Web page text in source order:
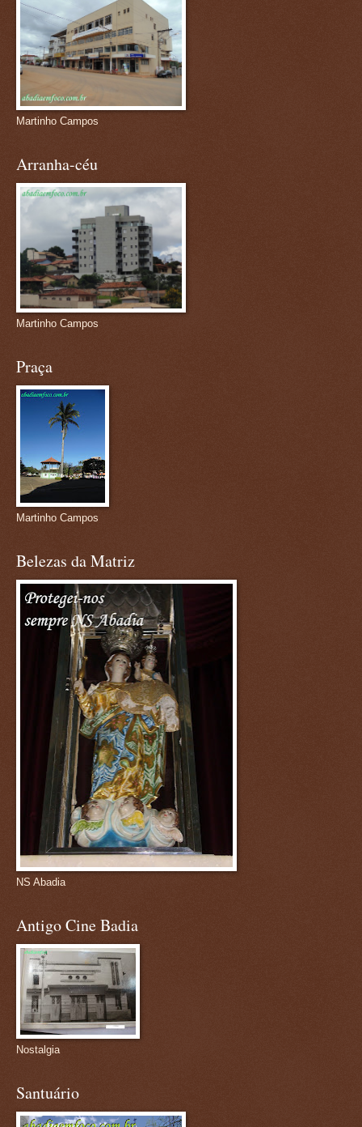
Martinho Campos
Arranha-céu
Martinho Campos
Praça
Martinho Campos
Belezas da Matriz
NS Abadia
Antigo Cine Badia
Nostalgia
Santuário